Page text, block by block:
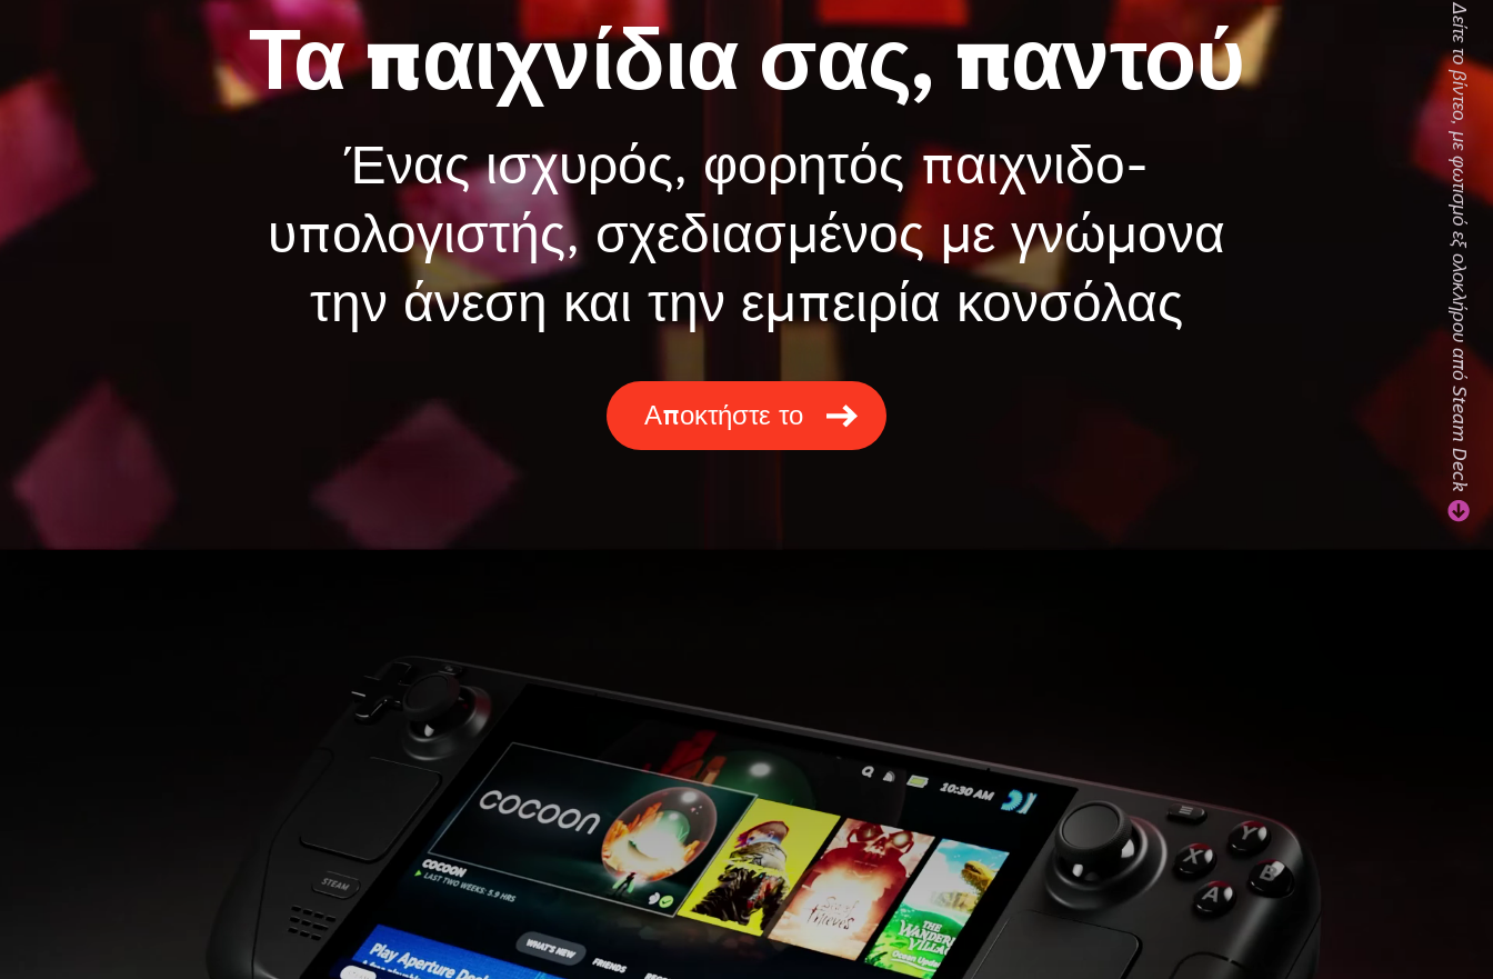
Τα παιχνίδια σας, παντού
Ένας ισχυρός, φορητός παιχνιδο-
υπολογιστής, σχεδιασμένος με γνώμονα
την άνεση και την εμπειρία κονσόλας
Αποκτήστε το Δείτε το βίντεο, με φωτισμό εξ ολοκλήρου από Steam Deck